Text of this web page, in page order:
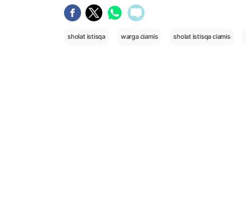
sholat istisqa warga ciamis sholat istisqa ciamis